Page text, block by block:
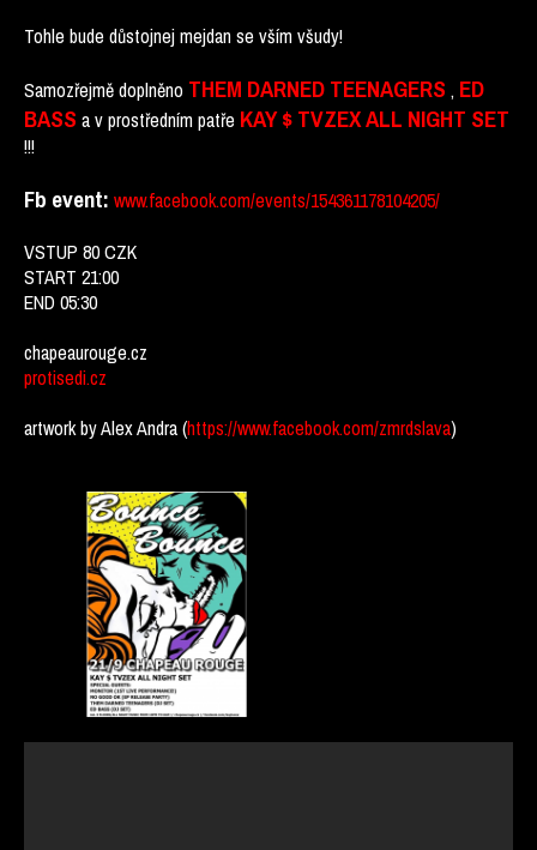
Tohle bude důstojnej mejdan se vším všudy!
Samozřejmě doplněno THEM DARNED TEENAGERS , ED
BASS a v prostředním patře KAY $ TVZEX ALL NIGHT SET
!!!
Fb event: www.facebook.com/events/154361178104205/
VSTUP 80 CZK
START 21:00
END 05:30
chapeaurouge.cz
protisedi.cz
artwork by Alex Andra (https://www.facebook.com/zmrdslava)